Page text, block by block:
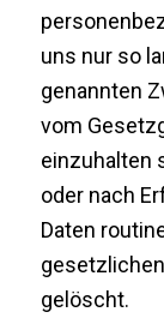
uns nur so
genannten
vom
einzuhalten
oder nach
Daten
gelöscht.